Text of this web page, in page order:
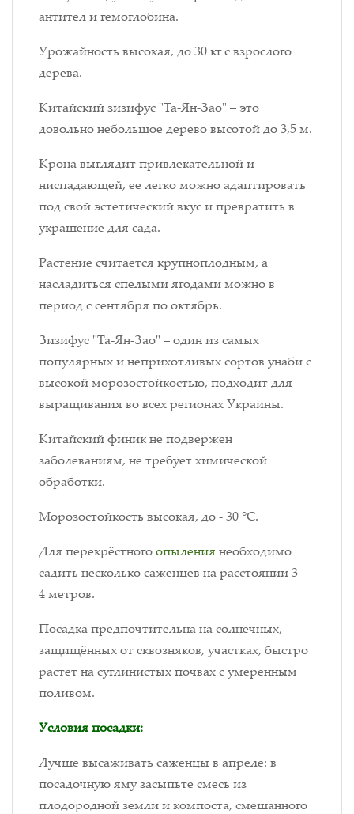
антител и гемоглобина.
Урожайность высокая, до 30 кг с взрослого
дерева.
Китайский зизифус "Та-Ян-Зао" – это
довольно небольшое дерево высотой до 3,5 м.
Крона выглядит привлекательной и
ниспадающей, ее легко можно адаптировать
под свой эстетический вкус и превратить в
украшение для сада.
Растение считается крупноплодным, а
насладиться спелыми ягодами можно в
период с сентября по октябрь.
Зизифус "Та-Ян-Зао" – один из самых
популярных и неприхотливых сортов унаби с
высокой морозостойкостью, подходит для
выращивания во всех регионах Украины.
Китайский финик не подвержен
заболеваниям, не требует химической
обработки.
Морозостойкость высокая, до - 30 °C.
Для перекрёстногоопыления необходимо
садить несколько саженцев на расстоянии 3-
4 метров.
Посадка предпочтительна на солнечных,
защищённых от сквозняков, участках, быстро
растёт на суглинистых почвах с умеренным
поливом.
Условия посадки:
Лучше высаживать саженцы в апреле: в
посадочную яму засыпьте смесь из
плодородной земли и компоста, смешанного